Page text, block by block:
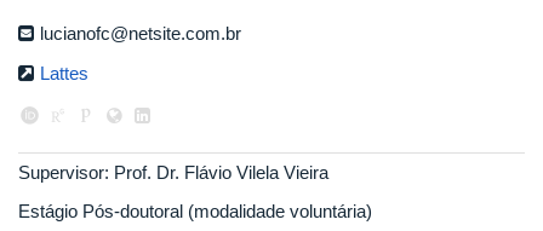
lucianofc@netsite.com.br
Lattes
Supervisor: Prof. Dr. Flávio Vilela Vieira
Estágio Pós-doutoral (modalidade voluntária)